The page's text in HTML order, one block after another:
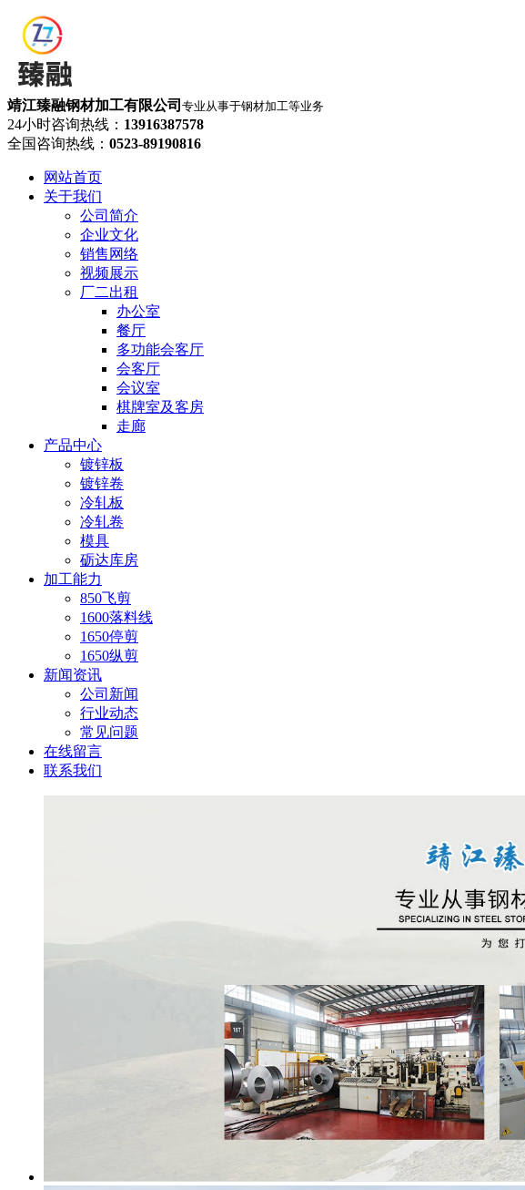
靖江臻融钢材加工有限公司 专业从事于钢材加工等业务
24小时咨询热线： 13916387578
全国咨询热线： 0523-89190816
网站首页
关于我们
公司简介
企业文化
销售网络
视频展示
厂二出租
办公室
餐厅
多功能会客厅
会客厅
会议室
棋牌室及客房
走廊
产品中心
镀锌板
镀锌卷
冷轧板
冷轧卷
模具
砺达库房
加工能力
850飞剪
1600落料线
1650停剪
1650纵剪
新闻资讯
公司新闻
行业动态
常见问题
在线留言
联系我们